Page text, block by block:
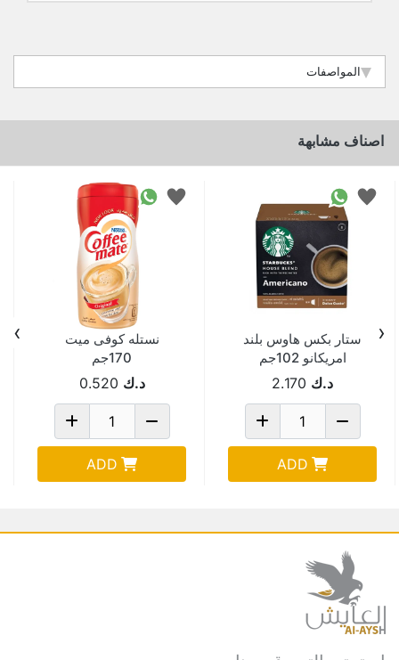
المواصفات
اصناف مشابهة
ستار بكس هاوس بلند
امريكانو 102جم
د.ك 2.170
ADD
نستله كوفى ميت
170جم
د.ك 0.520
ADD
‹
›